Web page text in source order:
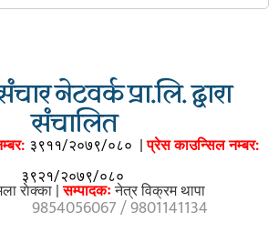
नेटवर्क प्रा.लि. द्वारा
संचालित
३९११/२०७९/०८० |प्रेस काउन्सिल नम्बर:
३९२१/२०७९/०८०
राेक्का |सम्पादकःनेत्र विक्रम थापा
9854056067 / 9801141134